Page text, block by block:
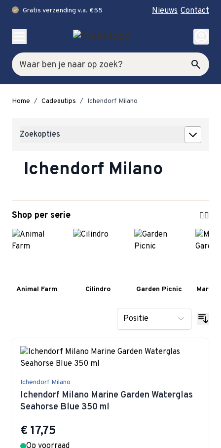
check Gratis verzending v.a. €55 Nieuws Contact
Zoek search
account_circle
Home / Cadeautips / Ichendorf Milano
Zoekopties
Ichendorf Milano
Shop per serie
Animal Farm Cilindro Garden Picnic Marine
Ichendorf Milano
Ichendorf Milano Marine Garden Waterglas
Seahorse Blue 350 ml
€ 17,75
Op voorraad